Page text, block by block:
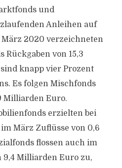
und
Anleihen auf
2020 verzeichneten
Rückgaben von 15,3
knapp vier Prozent
Es folgen Mischfonds
Milliarden Euro.
erzielten bei
März Zuflüsse von 0,6
flossen auch im
9,4 Milliarden Euro zu,